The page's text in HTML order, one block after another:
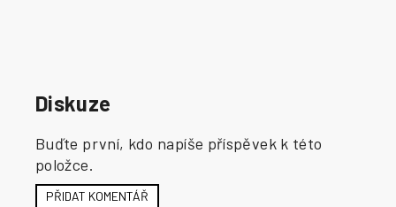
Diskuze
Buďte první, kdo napíše příspěvek k této
položce.
PŘIDAT KOMENTÁŘ